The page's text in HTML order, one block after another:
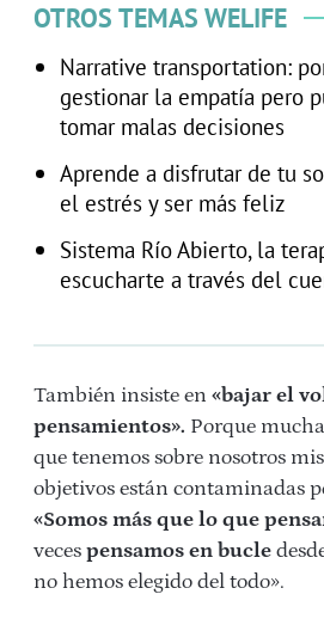
OTROS TEMAS WELIFE
Narrative transportation:
gestionar la empatía pero
tomar malas decisiones
Aprende a disfrutar de tu
el estrés y ser más feliz
Sistema Río Abierto, la
escucharte a través del
También insiste en «bajar el
pensamientos». Porque
que tenemos sobre nosotros
objetivos están contaminadas
«Somos más que lo que
veces pensamos en bucle
no hemos elegido del todo».